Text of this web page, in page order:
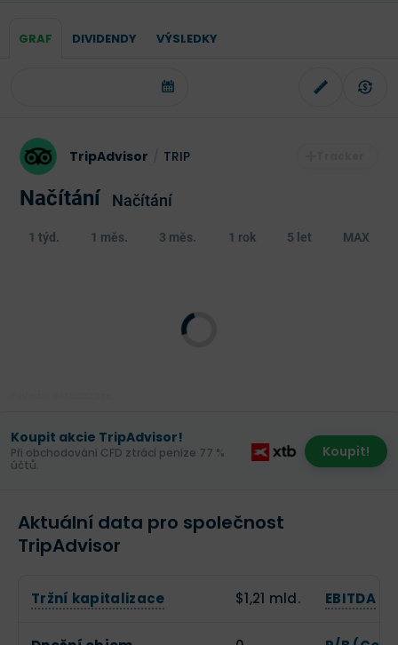
GRAF DIVIDENDY VÝSLEDKY
TripAdvisor TRIP
Načítání Načítání
1 týd. 1 měs. 3 měs. 1 rok 5 let MAX
Koupit akcie TripAdvisor!
Při obchodování CFD ztrácí peníze 77 %
účtů.
Koupit!
Aktuální data pro společnost
TripAdvisor
Tržní kapitalizace $1,21 mld. EBITDA